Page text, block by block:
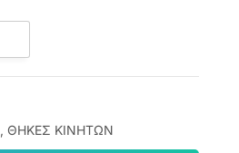
, ΘΗΚΕΣ ΚΙΝΗΤΩΝ